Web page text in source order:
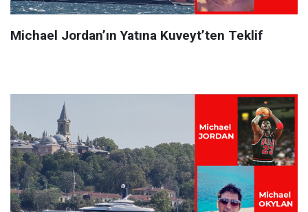
Michael Jordan’ın Yatına Kuveyt’ten Teklif